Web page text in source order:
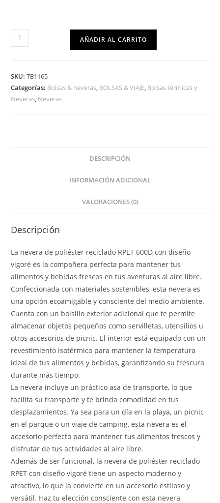
AÑADIR AL CARRITO
SKU:TB1165
Categorías: Bolsas & neveras, BOLSAS & VIAJE, Bolsas térmicas y
Neveras, Neveras
DESCRIPCIÓN
INFORMACIÓN ADICIONAL
VALORACIONES (0)
Descripción
La nevera de poliéster reciclado RPET 600D con diseño
vigoré es la compañera perfecta para mantener tus
alimentos y bebidas frescos en tus aventuras al aire libre.
Confeccionada con materiales sostenibles, esta nevera es
una opción ecoamigable y consciente del medio ambiente.
Cuenta con un bolsillo exterior adicional que te permite
almacenar objetos pequeños como servilletas, utensilios u
otros accesorios de picnic. El interior está equipado con un
revestimiento isotérmico para mantener la temperatura
ideal de tus alimentos y bebidas, garantizando su frescura
durante más tiempo.
La nevera incluye un práctico asa de transporte, lo que
facilita su transporte y te brinda comodidad en tus
desplazamientos. Ya sea para un día en la playa, un picnic
en el parque o un viaje de camping, esta nevera es el
accesorio perfecto para mantener tus alimentos frescos y
disfrutar de tus actividades al aire libre.
Además de ser funcional, la nevera de poliéster reciclado
RPET con diseño vigoré tiene un aspecto moderno y
atractivo, lo que la convierte en un accesorio estiloso y
versátil. Haz tu elección consciente con esta nevera